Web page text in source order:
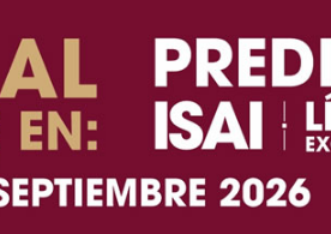
de ellos fuera postulado a
con escasas
reciente confirma que
repente se encumbraron
de México y ahora también